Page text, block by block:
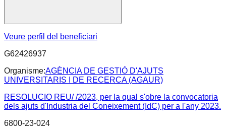
Veure perfil del beneficiari
G62426937
Organisme:AGÈNCIA DE GESTIÓ D'AJUTS
UNIVERSITARIS I DE RECERCA (AGAUR)
RESOLUCIO REU/ /2023, per la qual s'obre la convocatoria
dels ajuts d'Industria del Coneixement (IdC) per a l'any 2023.
6800-23-024